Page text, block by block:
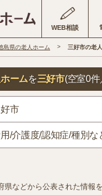
WEB相談
島県の老人ホーム 三好市の老
ームを三好市(空室0
市
/介護度/認知症/種別な
県などから公表された情報